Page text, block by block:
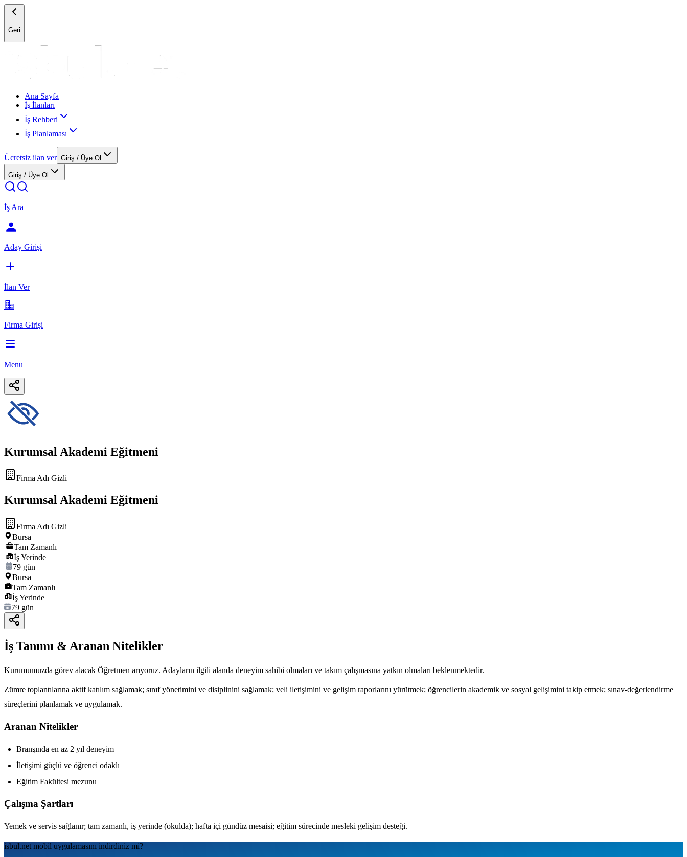
Geri
Ana Sayfa
İş İlanları
İş Rehberi
İş Planlaması
Ücretsiz ilan ver Giriş / Üye Ol
Giriş / Üye Ol
İş Ara
Aday Girişi
İlan Ver
Firma Girişi
Menu
Kurumsal Akademi Eğitmeni
Firma Adı Gizli
Kurumsal Akademi Eğitmeni
Firma Adı Gizli
Bursa
|
Tam Zamanlı
|
İş Yerinde
|
79 gün
Bursa
Tam Zamanlı
İş Yerinde
79 gün
İş Tanımı & Aranan Nitelikler
Kurumumuzda görev alacak Öğretmen arıyoruz. Adayların ilgili alanda deneyim sahibi olmaları ve takım çalışmasına yatkın olmaları beklenmektedir.
Zümre toplantılarına aktif katılım sağlamak; sınıf yönetimini ve disiplinini sağlamak; veli iletişimini ve gelişim raporlarını yürütmek; öğrencilerin akademik ve sosyal gelişimini takip etmek; sınav-değerlendirme
süreçlerini planlamak ve uygulamak.
Aranan Nitelikler
Branşında en az 2 yıl deneyim
İletişimi güçlü ve öğrenci odaklı
Eğitim Fakültesi mezunu
Çalışma Şartları
Yemek ve servis sağlanır; tam zamanlı, iş yerinde (okulda); hafta içi gündüz mesaisi; eğitim sürecinde mesleki gelişim desteği.
isbul.net mobil uygulamаsını indirdiniz mi?